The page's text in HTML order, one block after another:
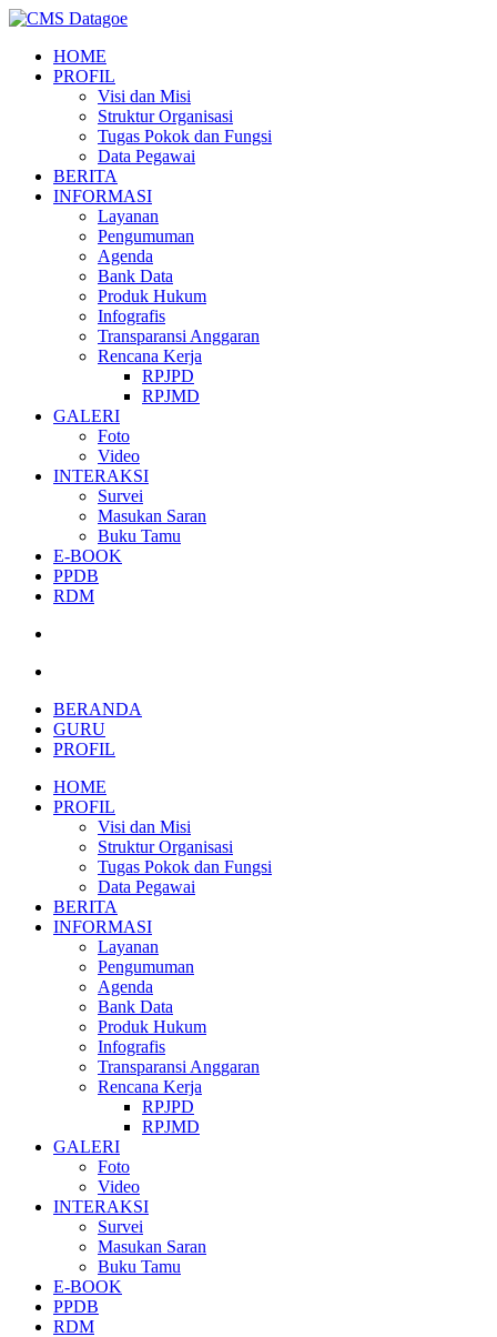
HOME
PROFIL
Visi dan Misi
Struktur Organisasi
Tugas Pokok dan Fungsi
Data Pegawai
BERITA
INFORMASI
Layanan
Pengumuman
Agenda
Bank Data
Produk Hukum
Infografis
Transparansi Anggaran
Rencana Kerja
RPJPD
RPJMD
GALERI
Foto
Video
INTERAKSI
Survei
Masukan Saran
Buku Tamu
E-BOOK
PPDB
RDM
BERANDA
GURU
PROFIL
HOME
PROFIL
Visi dan Misi
Struktur Organisasi
Tugas Pokok dan Fungsi
Data Pegawai
BERITA
INFORMASI
Layanan
Pengumuman
Agenda
Bank Data
Produk Hukum
Infografis
Transparansi Anggaran
Rencana Kerja
RPJPD
RPJMD
GALERI
Foto
Video
INTERAKSI
Survei
Masukan Saran
Buku Tamu
E-BOOK
PPDB
RDM